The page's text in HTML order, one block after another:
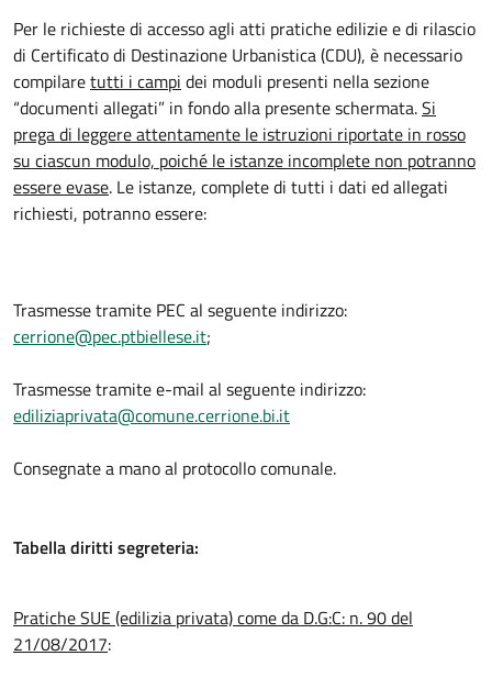
Per le richieste di accesso agli atti pratiche edilizie e di rilascio
di Certificato di Destinazione Urbanistica (CDU), è necessario
compilaretutti i campi dei moduli presenti nella sezione
“documenti allegati” in fondo alla presente schermata.Si
prega di leggere attentamente le istruzioni riportate in rosso
su ciascun modulo, poiché le istanze incomplete non potranno
essere evase. Le istanze, complete di tutti i dati ed allegati
richiesti, potranno essere:
Trasmesse tramite PEC al seguente indirizzo:
cerrione@pec.ptbiellese.it;
Trasmesse tramite e-mail al seguente indirizzo:
ediliziaprivata@comune.cerrione.bi.it
Consegnate a mano al protocollo comunale.
Tabella diritti segreteria:
Pratiche SUE (edilizia privata) come da D.G:C: n. 90 del
21/08/2017: